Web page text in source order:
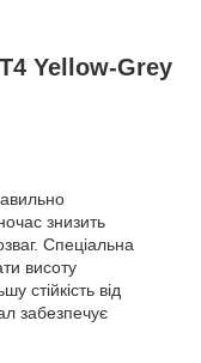
Yellow-Grey
знизить
Спеціальна
висоту
стійкість від
забезпечує